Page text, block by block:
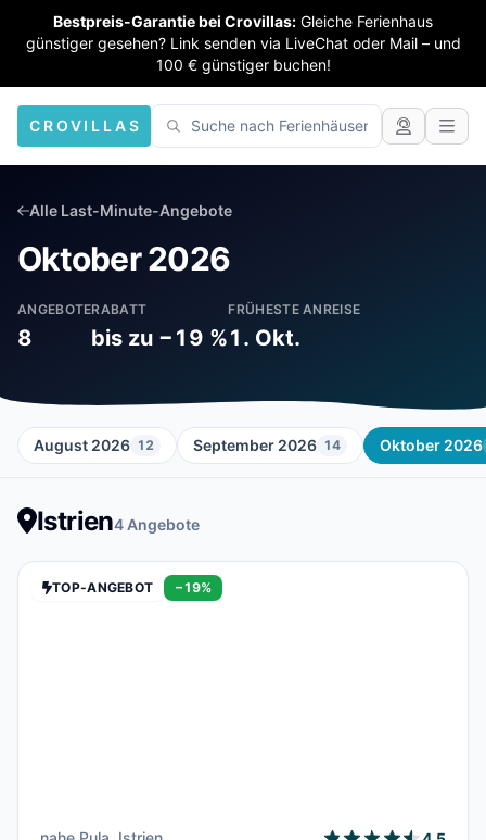
Bestpreis-Garantie bei Crovillas: Gleiche Ferienhaus
günstiger gesehen? Link senden via LiveChat oder Mail – und
100 € günstiger buchen!
CROVILLAS
Alle Last-Minute-Angebote
Oktober 2026
ANGEBOTE
8
RABATT
bis zu −19 %
FRÜHESTE ANREISE
1. Okt.
August 2026 12 September 2026 14 Oktober 2026
Istrien4 Angebote
TOP-ANGEBOT −19%